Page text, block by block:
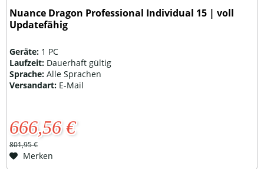
Nuance Dragon Professional Individual 15 | voll
Updatefähig
Geräte: 1 PC
Laufzeit: Dauerhaft gültig
Sprache:Alle Sprachen
Versandart: E-Mail
666,56 €
801,95 €
Merken